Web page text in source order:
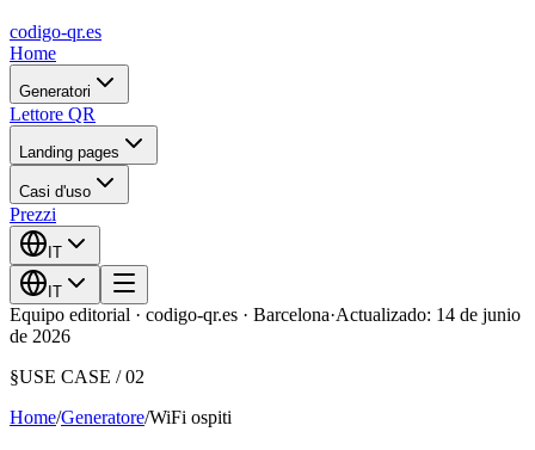
codigo-qr.es
Home
Generatori
Lettore QR
Landing pages
Casi d'uso
Prezzi
IT
IT
Equipo editorial · codigo-qr.es · Barcelona·Actualizado: 14 de junio
de 2026
§USE CASE /02
Home/Generatore/WiFi ospiti